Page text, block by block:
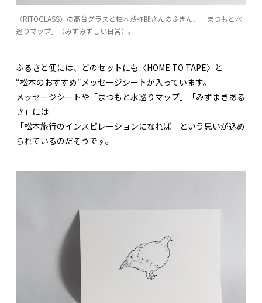
〈RITOGLASS〉の高台グラスと柚木沙弥郎さんのふきん、「まつもと水
巡りマップ」（みずみずしい日常）。
ふるさと便には、どのセットにも〈HOME TO TAPE〉と
“松本のおすすめ"メッセージシートが入っています。
メッセージシートや「まつもと水巡りマップ」「みずまきある
き」には
「松本旅行のインスピレーションになれば」という思いが込め
られているのだそうです。